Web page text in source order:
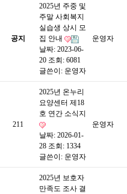
공지
2025년 주중 및
주말 사회복지
실습생 상시 모
집 안내
날짜: 2023-06-
20 조회: 6081
글쓴이: 운영자
운영자
211
2025년 온누리
요양센터 제18
호 연간 소식지
날짜: 2026-01-
28 조회: 1334
글쓴이: 운영자
운영자
2025년 보호자
만족도 조사 결